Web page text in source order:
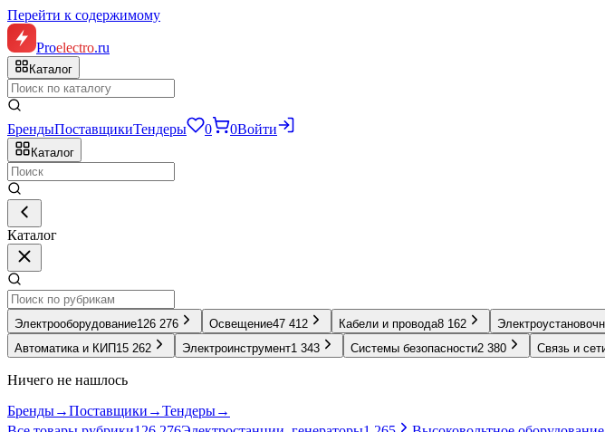
Перейти к содержимому
Proelectro.ru
Каталог
БрендыПоставщикиТендеры 0 0Войти
Каталог
Каталог
Электрооборудование126 276 Освещение47 412 Кабели и провода8 162
Автоматика и КИП 15 262 Электроинструмент1 343 Системы безопасности2 380 Связь и
Ничего не нашлось
Бренды→Поставщики →Тендеры→